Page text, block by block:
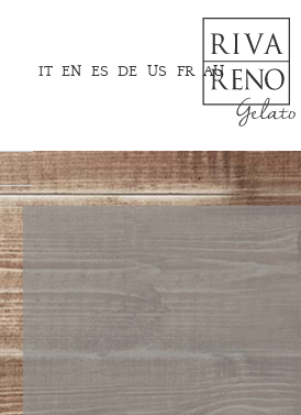
IT EN ES DE US FR AU